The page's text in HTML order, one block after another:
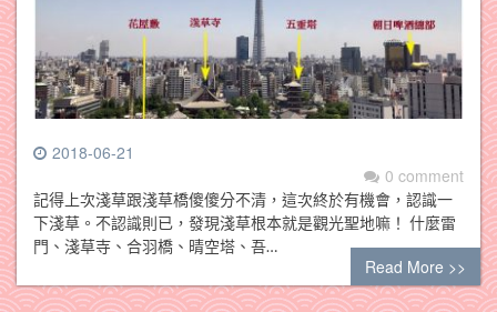
2018-06-21
0 comment
記得上次淺草跟淺草橋傻傻分不清，這次終於有機會，認識一
下淺草。不認識則已，發現淺草根本就是觀光聖地嘛！ 什麼雷
門、淺草寺、合羽橋、晴空塔、吾…
Read More >>